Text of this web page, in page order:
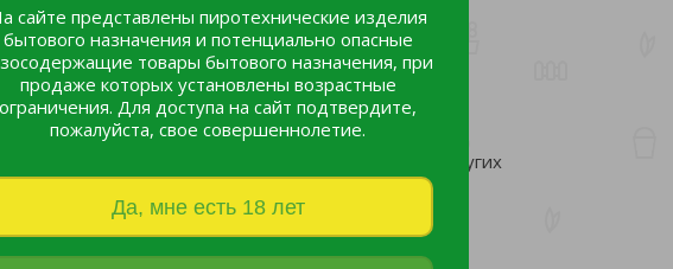
сайте представлены пиротехнические изделия
бытового назначения и потенциально опасные
товары бытового назначения, при
продаже которых установлены возрастные
ограничения. Для доступа на сайт подтвердите,
пожалуйста, свое совершеннолетие.
Да, мне есть 18 лет
декоративными злаками, многолетними астрами других